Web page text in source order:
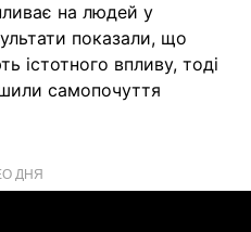
на людей у
показали, що
істотного впливу, тоді
самопочуття
ДНЯ